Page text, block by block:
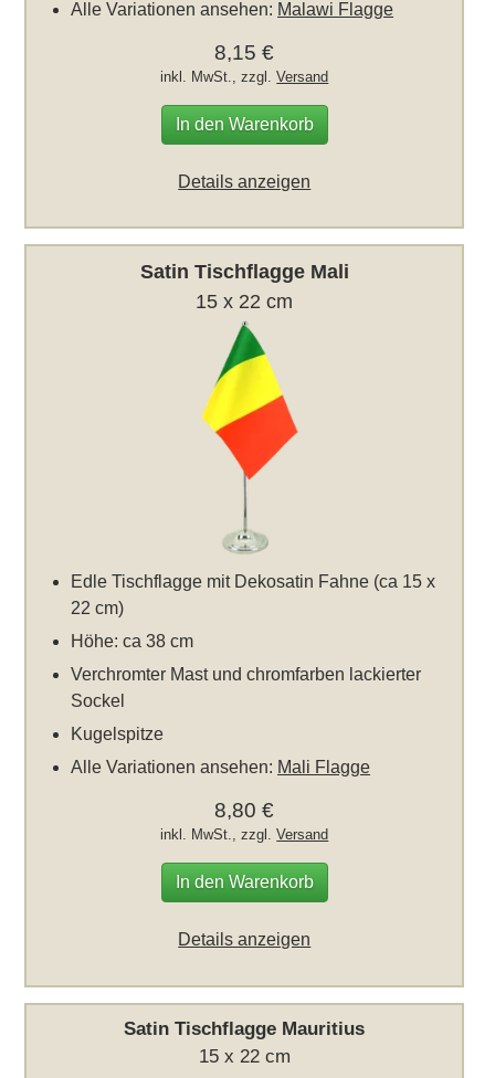
Alle Variationen ansehen: Malawi Flagge
8,15 €
inkl. MwSt., zzgl.Versand
In den Warenkorb
Details anzeigen
Satin Tischflagge Mali
15 x 22 cm
Edle Tischflagge mit Dekosatin Fahne (ca 15 x
22 cm)
Höhe: ca 38 cm
Verchromter Mast und chromfarben lackierter
Sockel
Kugelspitze
Alle Variationen ansehen: Mali Flagge
8,80 €
inkl. MwSt., zzgl.Versand
In den Warenkorb
Details anzeigen
Satin Tischflagge Mauritius
15 x 22 cm